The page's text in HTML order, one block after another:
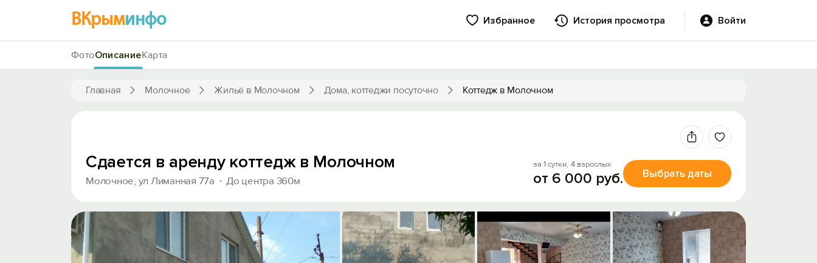
ВКрыминфо Избранное История просмотра Войти
Главная Молочное Жильё в Молочном Дома, коттеджи посуточно Коттедж в Молочном
ФотоОписаниеКарта
Сдается в аренду коттедж в Молочном
Молочное, ул Лиманная 77а До центра 360м
за 1 сутки, 4 взрослых
от 6 000 руб. Выбрать даты